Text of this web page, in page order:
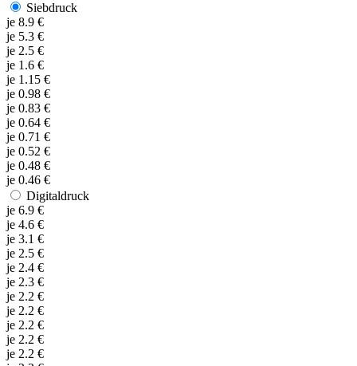
Siebdruck
je 8.9 €
je 5.3 €
je 2.5 €
je 1.6 €
je 1.15 €
je 0.98 €
je 0.83 €
je 0.64 €
je 0.71 €
je 0.52 €
je 0.48 €
je 0.46 €
Digitaldruck
je 6.9 €
je 4.6 €
je 3.1 €
je 2.5 €
je 2.4 €
je 2.3 €
je 2.2 €
je 2.2 €
je 2.2 €
je 2.2 €
je 2.2 €